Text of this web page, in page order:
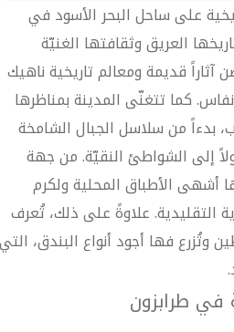
على ساحل البحر الأسود في
العريق وثقافتها الغنيّة
آثاراً قديمة ومعالم تاريخية ناهيك
كما تتغنّى المدينة بمناظرها
بدءاً من سلاسل الجبال الشامخة
إلى الشواطئ النقيّة. من جهة
أشهى الأطباق المحلية ولكرم
التقليدية. علاوةً على ذلك، تُعرف
وتُزرع فها أجود أنواع البندق، التي
في طرابزون